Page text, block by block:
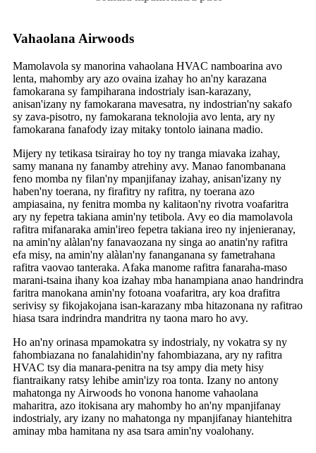
Vahaolana Airwoods
Mamolavola sy manorina vahaolana HVAC namboarina avo
lenta, mahomby ary azo ovaina izahay ho an'ny karazana
famokarana sy fampiharana indostrialy isan-karazany,
anisan'izany ny famokarana mavesatra, ny indostrian'ny sakafo
sy zava-pisotro, ny famokarana teknolojia avo lenta, ary ny
famokarana fanafody izay mitaky tontolo iainana madio.
Mijery ny tetikasa tsirairay ho toy ny tranga miavaka izahay,
samy manana ny fanamby atrehiny avy. Manao fanombanana
feno momba ny filan'ny mpanjifanay izahay, anisan'izany ny
haben'ny toerana, ny firafitry ny rafitra, ny toerana azo
ampiasaina, ny fenitra momba ny kalitaon'ny rivotra voafaritra
ary ny fepetra takiana amin'ny tetibola. Avy eo dia mamolavola
rafitra mifanaraka amin'ireo fepetra takiana ireo ny injenieranay,
na amin'ny alàlan'ny fanavaozana ny singa ao anatin'ny rafitra
efa misy, na amin'ny alàlan'ny fananganana sy fametrahana
rafitra vaovao tanteraka. Afaka manome rafitra fanaraha-maso
marani-tsaina ihany koa izahay mba hanampiana anao handrindra
faritra manokana amin'ny fotoana voafaritra, ary koa drafitra
serivisy sy fikojakojana isan-karazany mba hitazonana ny rafitrao
hiasa tsara indrindra mandritra ny taona maro ho avy.
Ho an'ny orinasa mpamokatra sy indostrialy, ny vokatra sy ny
fahombiazana no fanalahidin'ny fahombiazana, ary ny rafitra
HVAC tsy dia manara-penitra na tsy ampy dia mety hisy
fiantraikany ratsy lehibe amin'izy roa tonta. Izany no antony
mahatonga ny Airwoods ho vonona hanome vahaolana
maharitra, azo itokisana ary mahomby ho an'ny mpanjifanay
indostrialy, ary izany no mahatonga ny mpanjifanay hiantehitra
aminay mba hamitana ny asa tsara amin'ny voalohany.